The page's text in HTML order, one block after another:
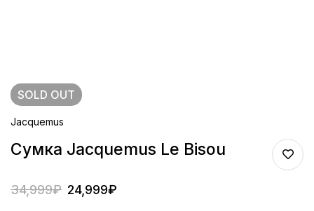
SOLD OUT
Jacquemus
Сумка Jacquemus Le Bisou
34,999₽ 24,999₽